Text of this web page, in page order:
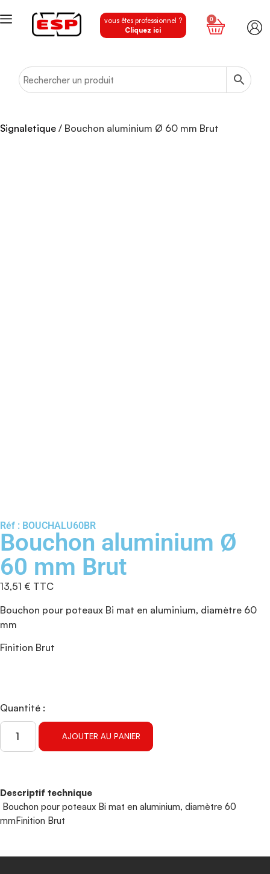
vous êtes professionnel ?
Cliquez ici
0
Signaletique / Bouchon aluminium Ø 60 mm Brut
Réf : BOUCHALU60BR
Bouchon aluminium Ø
60 mm Brut
13,51 € TTC
Bouchon pour poteaux Bi mat en aluminium, diamètre 60
mm
Finition Brut
Quantité :
AJOUTER AU PANIER
Descriptif technique
Bouchon pour poteaux Bi mat en aluminium, diamètre 60
mmFinition Brut